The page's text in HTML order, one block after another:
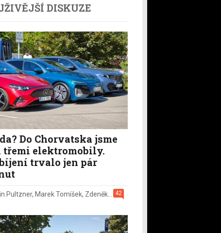
DISKUZE
Do Chorvatska jsme
třemi elektromobily.
trvalo jen pár
42
Pultzner, Marek Tomíšek, Zdeněk Pečený